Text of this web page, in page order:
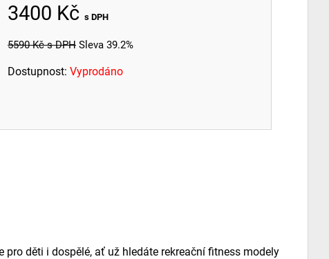
3400 Kčs DPH
5590 Kčs DPH Sleva 39.2%
Dostupnost:Vyprodáno
děti i dospělé, ať už hledáte rekreační fitness modely